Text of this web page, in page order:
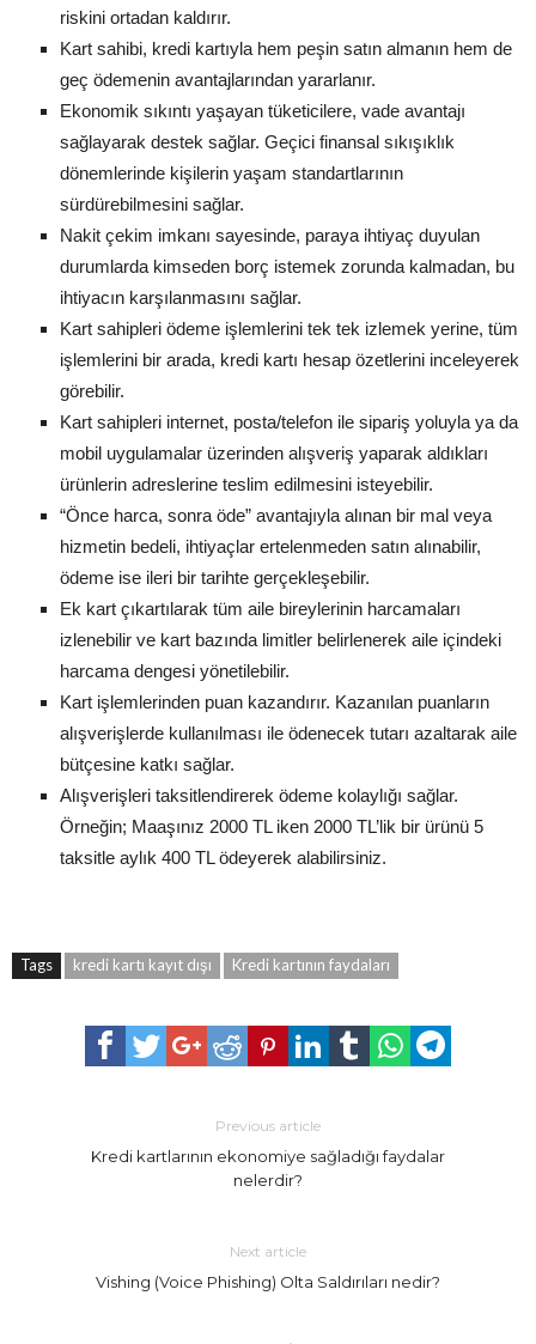
riskini ortadan kaldırır.
Kart sahibi, kredi kartıyla hem peşin satın almanın hem de
geç ödemenin avantajlarından yararlanır.
Ekonomik sıkıntı yaşayan tüketicilere, vade avantajı
sağlayarak destek sağlar. Geçici finansal sıkışıklık
dönemlerinde kişilerin yaşam standartlarının
sürdürebilmesini sağlar.
Nakit çekim imkanı sayesinde, paraya ihtiyaç duyulan
durumlarda kimseden borç istemek zorunda kalmadan, bu
ihtiyacın karşılanmasını sağlar.
Kart sahipleri ödeme işlemlerini tek tek izlemek yerine, tüm
işlemlerini bir arada, kredi kartı hesap özetlerini inceleyerek
görebilir.
Kart sahipleri internet, posta/telefon ile sipariş yoluyla ya da
mobil uygulamalar üzerinden alışveriş yaparak aldıkları
ürünlerin adreslerine teslim edilmesini isteyebilir.
“Önce harca, sonra öde” avantajıyla alınan bir mal veya
hizmetin bedeli, ihtiyaçlar ertelenmeden satın alınabilir,
ödeme ise ileri bir tarihte gerçekleşebilir.
Ek kart çıkartılarak tüm aile bireylerinin harcamaları
izlenebilir ve kart bazında limitler belirlenerek aile içindeki
harcama dengesi yönetilebilir.
Kart işlemlerinden puan kazandırır. Kazanılan puanların
alışverişlerde kullanılması ile ödenecek tutarı azaltarak aile
bütçesine katkı sağlar.
Alışverişleri taksitlendirerek ödeme kolaylığı sağlar.
Örneğin; Maaşınız 2000 TL iken 2000 TL’lik bir ürünü 5
taksitle aylık 400 TL ödeyerek alabilirsiniz.
Tags kredi kartı kayıt dışı Kredi kartının faydaları
Previous article
Kredi kartlarının ekonomiye sağladığı faydalar
nelerdir?
Next article
Vishing (Voice Phishing) Olta Saldırıları nedir?